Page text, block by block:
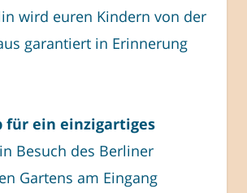
wird euren Kindern von der
garantiert in Erinnerung
für ein einzigartiges
Besuch des Berliner
Gartens am Eingang